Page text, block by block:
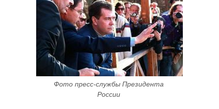
Фото пресс-службы Президента
России